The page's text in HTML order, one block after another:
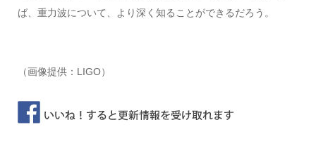
ば、重力波について、より深く知ることができるだろう。
（画像提供：LIGO）